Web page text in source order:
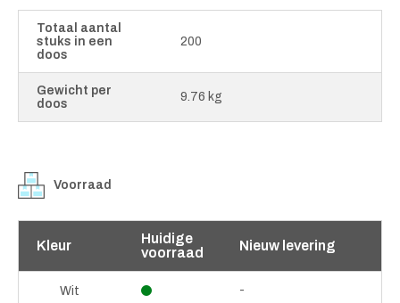
Totaal aantal
stuks in een
doos
200
Gewicht per
doos
9.76 kg
Voorraad
Kleur
Huidige
voorraad
Nieuw levering
Wit -